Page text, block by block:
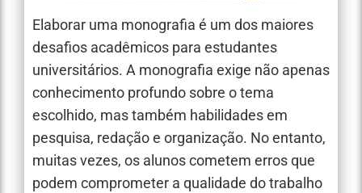
Elaborar uma monografia é um dos maiores
desafios acadêmicos para estudantes
universitários. A monografia exige não apenas
conhecimento profundo sobre o tema
escolhido, mas também habilidades em
pesquisa, redação e organização. No entanto,
muitas vezes, os alunos cometem erros que
podem comprometer a qualidade do trabalho